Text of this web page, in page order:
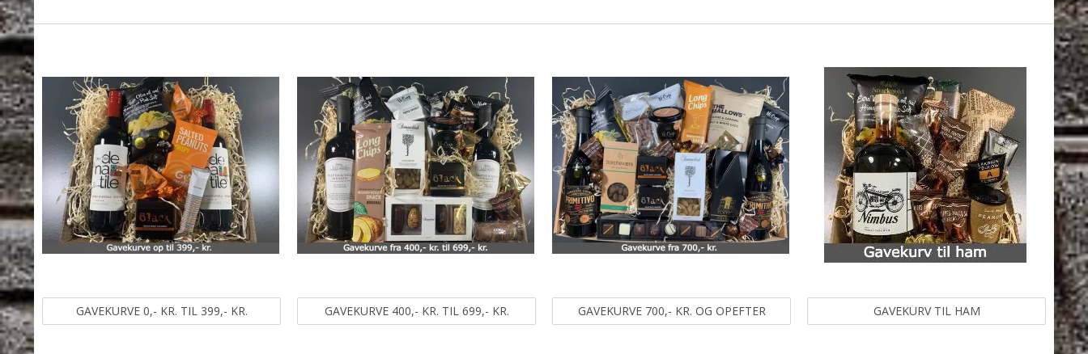
GAVEKURVE 0,- KR. TIL 399,- KR. GAVEKURVE 400,- KR. TIL 699,- KR. GAVEKURVE 700,- KR. OG OPEFTER GAVEKURV TIL HAM